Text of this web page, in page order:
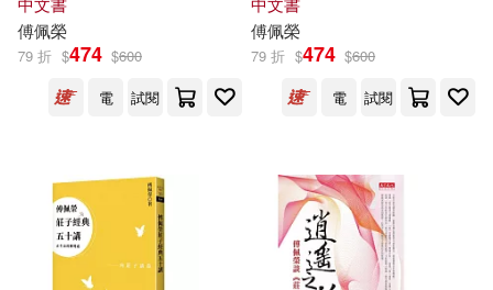
饒忠恕(1)
馬英九、鄭石岩、傅佩榮、愛亞、
戴小敏、洪瓊君、方鵬程、張淑姿
（德）卡爾·雅斯貝斯(1)
新星出版社(1) 格林文化(1)
湖南文藝出版社(1)
研究出版社(1)
傅佩榮
79 折 $474 $600
電
試閱
傅佩榮
79 折 $474 $600
電
試閱